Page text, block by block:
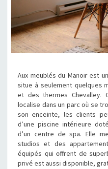
Aux meublés du Manoir est
situe à seulement quelques
et des thermes Chevalley.
localise dans un parc où se
son enceinte, les clients
d’une piscine intérieure
d’un centre de spa. Elle
studios et des
équipés qui offrent de
privé est aussi disponible,